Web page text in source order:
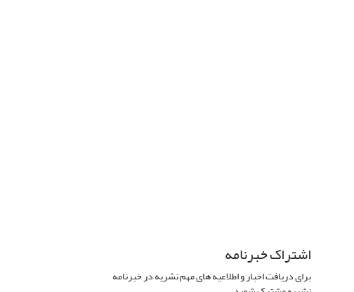
اشتراک خبرنامه
برای دریافت اخبار و اطلاعیه های مهم نشریه در خبرنامه